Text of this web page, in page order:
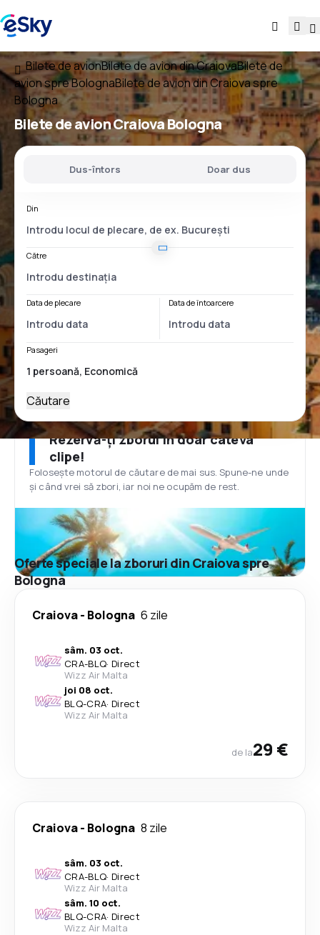
Bilete de avionBilete de avion din CraiovaBilete de
avion spre BolognaBilete de avion din Craiova spre
Bologna
Bilete de avionCraiova Bologna
Dus-întors Doar dus
Din
Către
Data de plecare Data de întoarcere
Pasageri
Căutare
Rezervă-ți zborul în doar câteva
clipe!
Folosește motorul de căutare de mai sus. Spune-ne unde
și când vrei să zbori, iar noi ne ocupăm de rest.
Oferte speciale la zboruri din Craiova spre
Bologna
Craiova- Bologna 6 zile
sâm. 03 oct.
CRA-BLQ· Direct
Wizz Air Malta
joi 08 oct.
BLQ-CRA· Direct
Wizz Air Malta
de la29 €
Craiova- Bologna 8 zile
sâm. 03 oct.
CRA-BLQ· Direct
Wizz Air Malta
sâm. 10 oct.
BLQ-CRA· Direct
Wizz Air Malta